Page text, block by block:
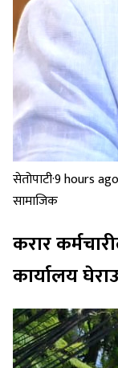
सेतोपाटी·9 hours ago
सामाजिक
करार
कार्यालय